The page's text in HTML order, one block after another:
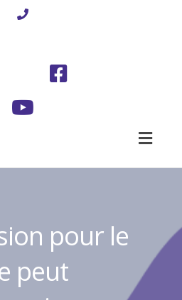
pour le
peut